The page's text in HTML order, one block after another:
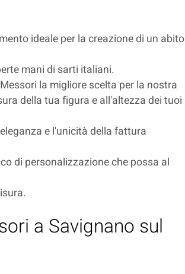
ideale per la creazione di un abito
mani di sarti italiani.
la migliore scelta per la nostra
della tua figura e all'altezza dei tuoi
e l'unicità della fattura
di personalizzazione che possa al
a Savignano sul